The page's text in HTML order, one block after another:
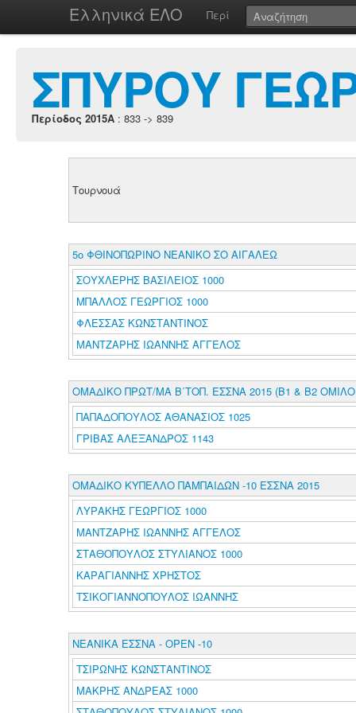
Ελληνικά ΕΛΟ Περί
ΣΠΥΡΟΥ
Περίοδος 2015A : 833 -> 839
Τουρνουά
5ο ΦΘΙΝΟΠΩΡΙΝΟ ΝΕΑΝΙΚΟ ΣΟ ΑΙΓΑΛΕΩ
ΣΟΥΧΛΕΡΗΣ ΒΑΣΙΛΕΙΟΣ 1000
ΜΠΑΛΛΟΣ ΓΕΩΡΓΙΟΣ 1000
ΦΛΕΣΣΑΣ ΚΩΝΣΤΑΝΤΙΝΟΣ
ΜΑΝΤΖΑΡΗΣ ΙΩΑΝΝΗΣ ΑΓΓΕΛΟΣ
ΟΜΑΔΙΚΟ ΠΡΩΤ/ΜΑ Β΄ΤΟΠ. ΕΣΣΝΑ 2015 (Β1 & Β2
ΠΑΠΑΔΟΠΟΥΛΟΣ ΑΘΑΝΑΣΙΟΣ 1025
ΓΡΙΒΑΣ ΑΛΕΞΑΝΔΡΟΣ 1143
ΟΜΑΔΙΚΟ ΚΥΠΕΛΛΟ ΠΑΜΠΑΙΔΩΝ -10 ΕΣΣΝΑ 2015
ΛΥΡΑΚΗΣ ΓΕΩΡΓΙΟΣ 1000
ΜΑΝΤΖΑΡΗΣ ΙΩΑΝΝΗΣ ΑΓΓΕΛΟΣ
ΣΤΑΘΟΠΟΥΛΟΣ ΣΤΥΛΙΑΝΟΣ 1000
ΚΑΡΑΓΙΑΝΝΗΣ ΧΡΗΣΤΟΣ
ΤΣΙΚΟΓΙΑΝΝΟΠΟΥΛΟΣ ΙΩΑΝΝΗΣ
ΝΕΑΝΙΚΑ ΕΣΣΝΑ - ΟΡΕΝ -10
ΤΣΙΡΩΝΗΣ ΚΩΝΣΤΑΝΤΙΝΟΣ
ΜΑΚΡΗΣ ΑΝΔΡΕΑΣ 1000